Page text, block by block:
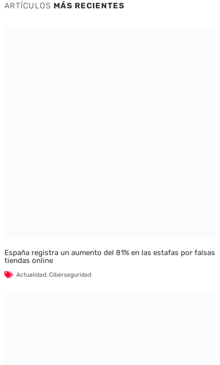
ARTÍCULOS MÁS RECIENTES
España registra un aumento del 81% en las estafas por falsas
tiendas online
Actualidad, Ciberseguridad